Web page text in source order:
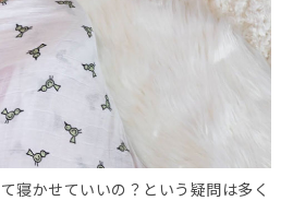
寝かせていいの？という疑問は多く